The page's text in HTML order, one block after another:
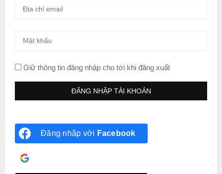
Giữ thông tin đăng nhập cho tới khi đăng xuất
Đăng nhập với Facebook